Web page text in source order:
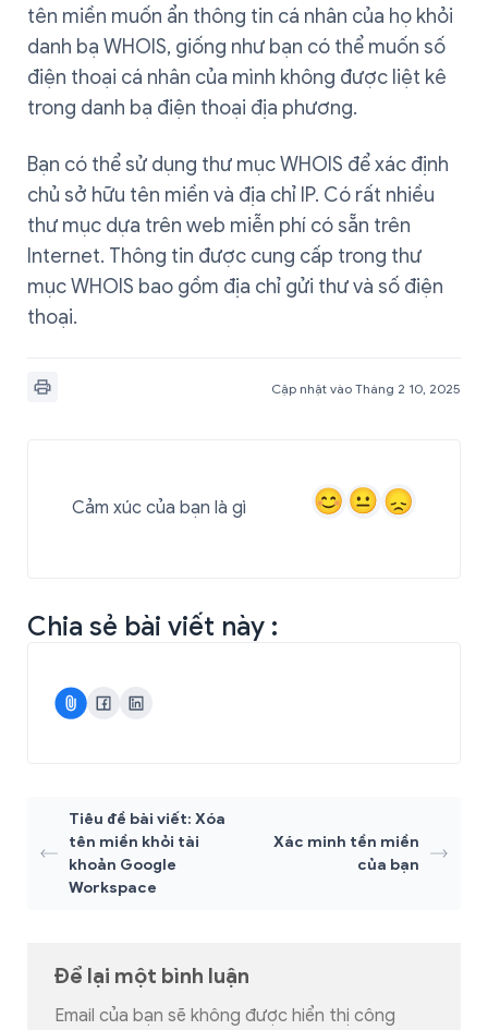
tên miền muốn ẩn thông tin cá nhân của họ khỏi
danh bạ WHOIS, giống như bạn có thể muốn số
điện thoại cá nhân của mình không được liệt kê
trong danh bạ điện thoại địa phương.
Bạn có thể sử dụng thư mục WHOIS để xác định
chủ sở hữu tên miền và địa chỉ IP. Có rất nhiều
thư mục dựa trên web miễn phí có sẵn trên
Internet. Thông tin được cung cấp trong thư
mục WHOIS bao gồm địa chỉ gửi thư và số điện
thoại.
Cập nhật vào Tháng 2 10, 2025
Cảm xúc của bạn là gì
Chia sẻ bài viết này :
Tiêu đề bài viết: Xóa
tên miền khỏi tài
khoản Google
Workspace
Xác minh tền miền
của bạn
Để lại một bình luận
Email của bạn sẽ không được hiển thị công